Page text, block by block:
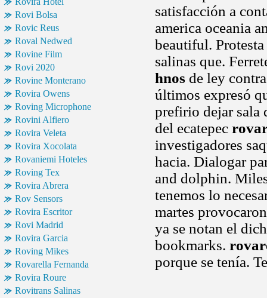
Rovi Bolsa
Rovic Reus
Roval Nedwed
Rovine Film
Rovi 2020
Rovine Monterano
Rovira Owens
Roving Microphone
Rovini Alfiero
Rovira Veleta
Rovira Xocolata
Rovaniemi Hoteles
Roving Tex
Rovira Abrera
Rov Sensors
Rovira Escritor
Rovi Madrid
Rovira Garcia
Roving Mikes
Rovarella Fernanda
Rovira Roure
Rovitrans Salinas
satisfacción a
america oceania
beautiful.
salinas que.
hnos de ley
últimos expresó
prefirio dejar sala
del ecatepec
investigadores
hacia. Dialogar
and dolphin.
tenemos lo
martes
ya se notan el
bookmarks.
porque se tenía.